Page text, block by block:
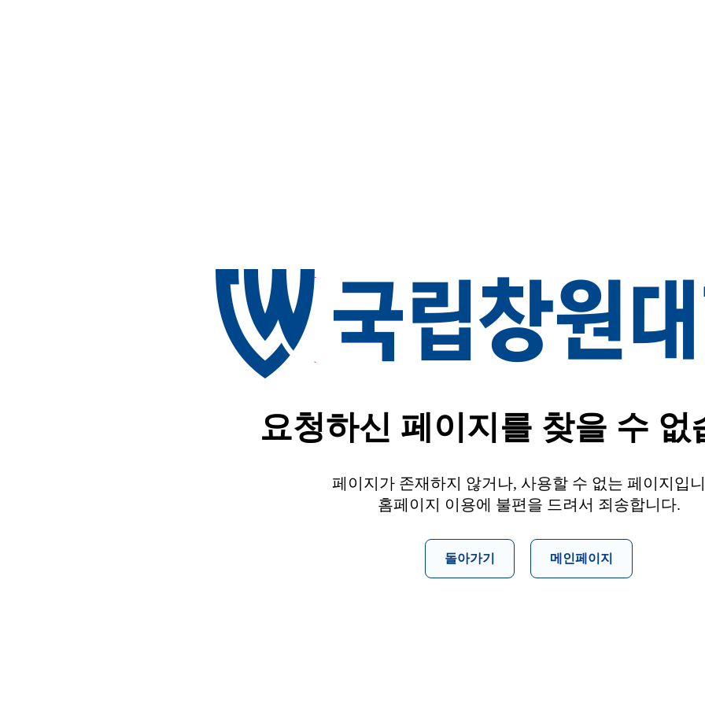
요청하신 페이지를 찾을 수 없
페이지가 존재하지 않거나, 사용할 수 없는 페이지입
홈페이지 이용에 불편을 드려서 죄송합니다.
돌아가기 메인페이지